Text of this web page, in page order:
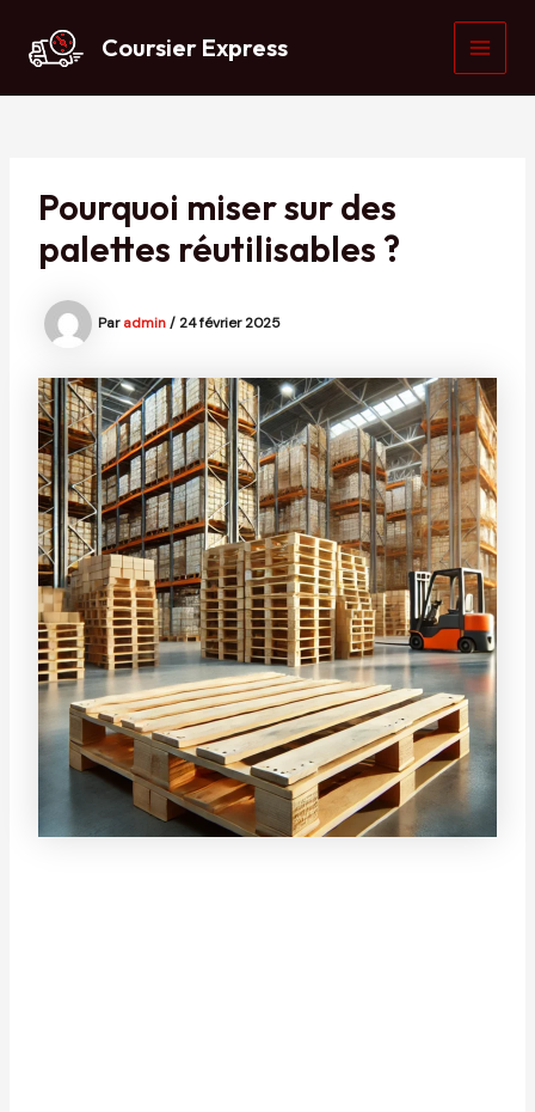
contenu
Coursier Express
Pourquoi miser sur des
palettes réutilisables ?
Paradmin/ 24 février 2025